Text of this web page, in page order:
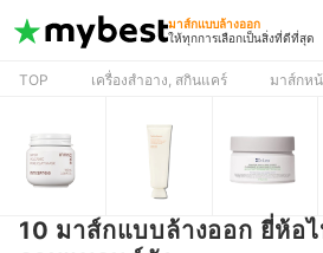
มาส์กแบบล้างออก
ให้ทุกการเลือกเป็นสิ่งที่ดีที่สุด
TOP เครื่องสำอาง, สกินแคร์ มาส์กห
10 มาส์กแบบล้างออก ยี่ห้อ